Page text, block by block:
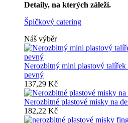
Detaily, na kterých záleží.
Špičkový catering
Náš výběr
Nerozbitný mini plastový talířek
pevný
137,29 Kč
Nerozbitné plastové misky na
182,22 Kč